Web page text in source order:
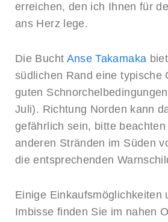
erreichen, den ich Ihnen für
ans Herz lege.
Die Bucht Anse Takamaka
südlichen Rand eine typische
guten
Juli). Richtung Norden kann
gefährlich sein, bitte
anderen Stränden im Süden
die entsprechenden
Einige Einkaufsmöglichkeiten
Imbisse finden Sie im nahen